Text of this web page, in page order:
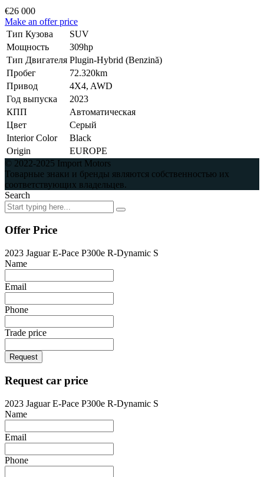
€26 000
Make an offer price
Тип Кузова
SUV
Мощность
309hp
Тип Двигателя Plugin-Hybrid (Benzină)
Пробег
72.320km
Привод
4X4, AWD
Год выпуска
2023
КПП
Автоматическая
Цвет
Серый
Interior Color
Black
Origin
EUROPE
© 2022-2025 Import Motors
Товарные знаки и бренды являются собственностью их
соответствующих владельцев.
Search
Offer Price
2023 Jaguar E-Pace P300e R-Dynamic S
Name
Email
Phone
Trade price
Request
Request car price
2023 Jaguar E-Pace P300e R-Dynamic S
Name
Email
Phone